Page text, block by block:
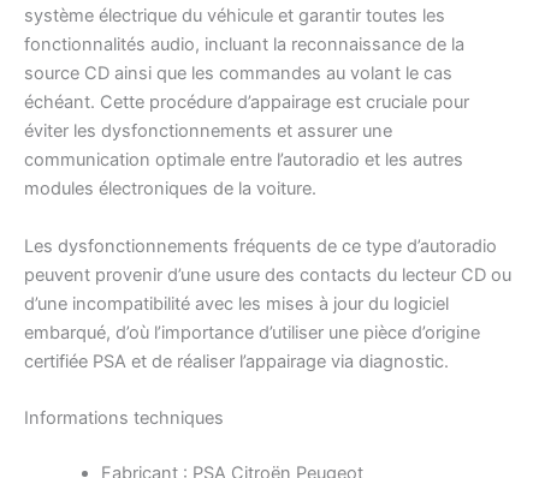
système électrique du véhicule et garantir toutes les
fonctionnalités audio, incluant la reconnaissance de la
source CD ainsi que les commandes au volant le cas
échéant. Cette procédure d’appairage est cruciale pour
éviter les dysfonctionnements et assurer une
communication optimale entre l’autoradio et les autres
modules électroniques de la voiture.
Les dysfonctionnements fréquents de ce type d’autoradio
peuvent provenir d’une usure des contacts du lecteur CD ou
d’une incompatibilité avec les mises à jour du logiciel
embarqué, d’où l’importance d’utiliser une pièce d’origine
certifiée PSA et de réaliser l’appairage via diagnostic.
Informations techniques
Fabricant : PSA Citroën Peugeot